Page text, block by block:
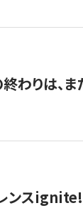
わりは、ま
ンス